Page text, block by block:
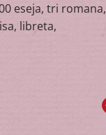
eseja, tri romana,
libreta,